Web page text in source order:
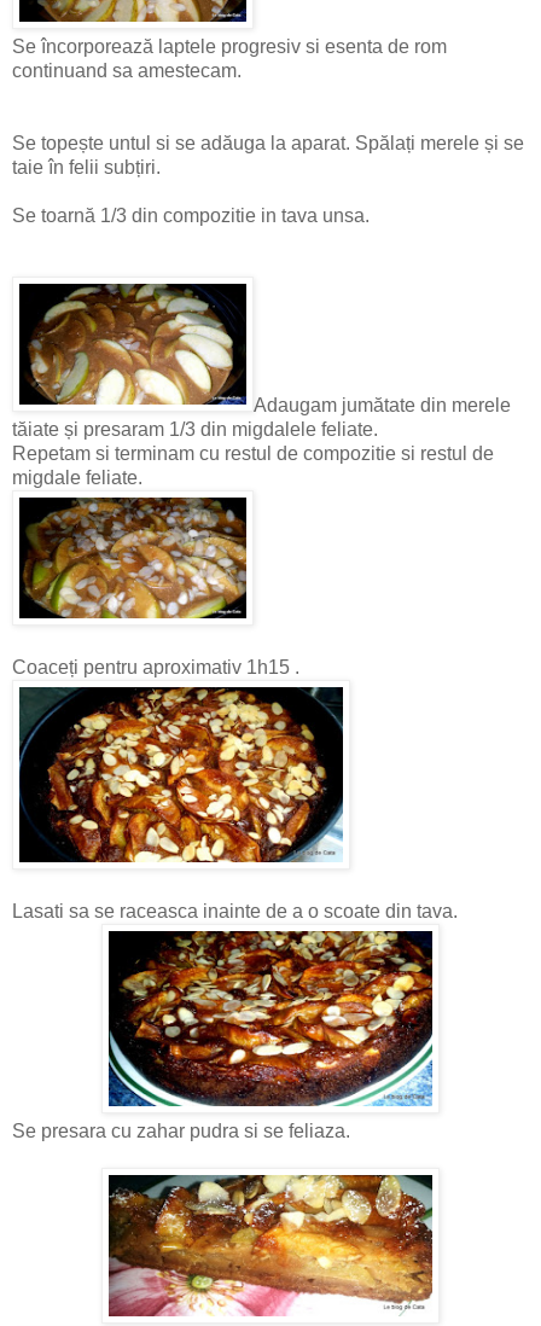
Se încorporează laptele progresiv si esenta de rom
continuand sa amestecam.
Se topește untul si se adăuga la aparat. Spălați merele și se
taie în felii subțiri.
Se toarnă 1/3 din compozitie in tava unsa.
Adaugam jumătate din merele
tăiate și presaram 1/3 din migdalele feliate.
Repetam si terminam cu restul de compozitie si restul de
migdale feliate.
Coaceți pentru aproximativ 1h15 .
Lasati sa se raceasca inainte de a o scoate din tava.
Se presara cu zahar pudra si se feliaza.